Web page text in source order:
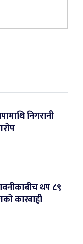
निगरानी
थप ८९
कारबाही